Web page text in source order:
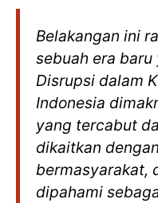
Belakangan ini
sebuah era
Disrupsi dalam
Indonesia
yang tercabut
dikaitkan
bermasyarakat,
dipahami